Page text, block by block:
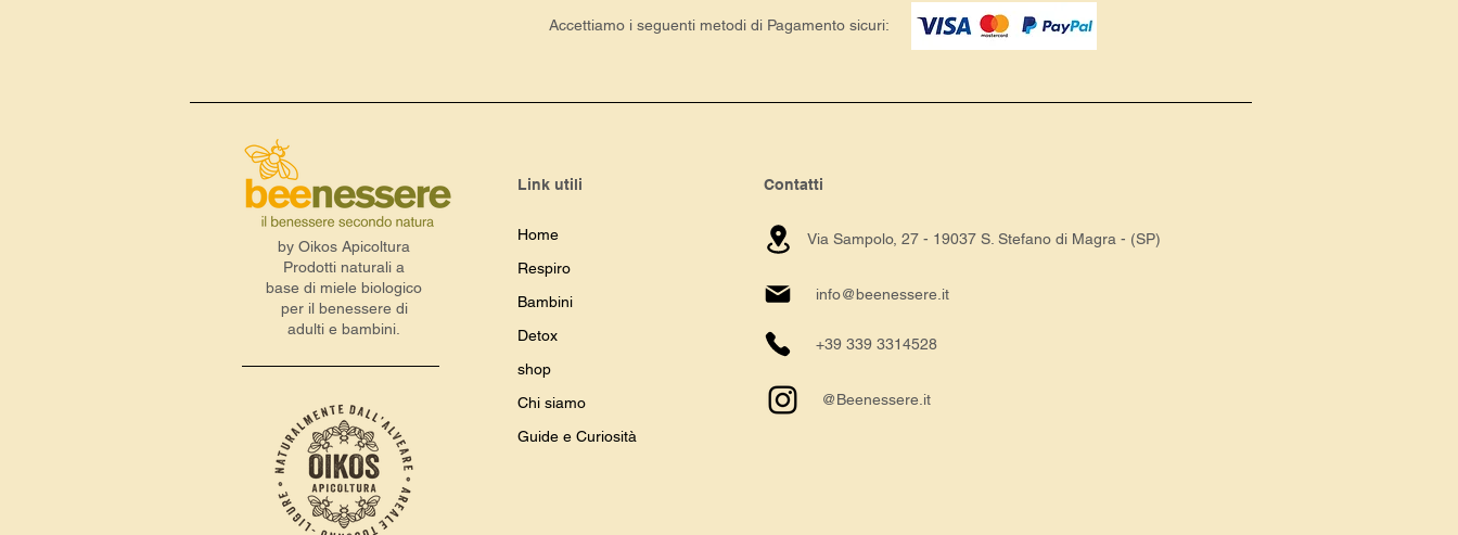
Accettiamo i seguenti metodi di Pagamento sicuri:
by Oikos Apicoltura
Prodotti naturali a
base di miele biologico
per il benessere di
adulti e bambini.
Link utili
Home
Respiro
Bambini
Detox
shop
Chi siamo
Guide e Curiosità
Contatti
Via Sampolo, 27 - 19037 S. Stefano di Magra - (SP)
info@beenessere.it
+39 339 3314528
@Beenessere.it